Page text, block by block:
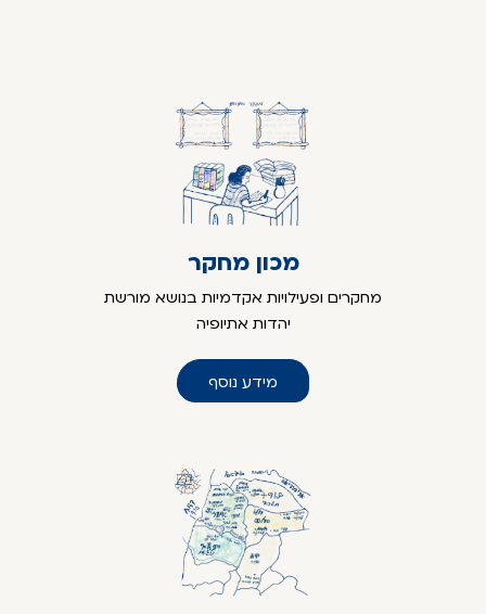
מכון מחקר
מחקרים ופעילויות אקדמיות בנושא מורשת
יהדות אתיופיה
מידע נוסף